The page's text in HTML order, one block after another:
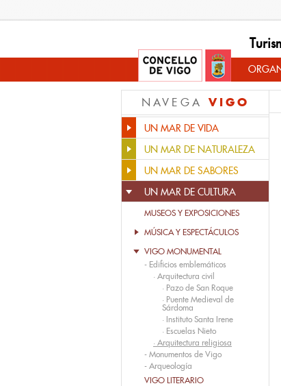
NAVEGA VIGO
UN MAR DE VIDA
UN MAR DE NATURALEZA
UN MAR DE SABORES
UN MAR DE CULTURA
MUSEOS Y EXPOSICIONES
MÚSICA Y ESPECTÁCULOS
VIGO MONUMENTAL
- Edificios emblemáticos
· Arquitectura civil
· Pazo de San Roque
· Puente Medieval de
Sárdoma
· Instituto Santa Irene
· Escuelas Nieto
· Arquitectura religiosa
- Monumentos de Vigo
- Arqueología
VIGO LITERARIO